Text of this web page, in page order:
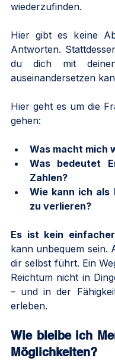
wiederzufinden.
Hier gibt es keine
Antworten.
du dich mit
auseinandersetzen
Hier geht es um die
gehen:
Was macht mich
Was bedeutet
Zahlen?
Wie kann ich als
zu verlieren?
Es ist kein
kann unbequem sein.
dir selbst führt. Ein
Reichtum nicht in
– und in der
erleben.
Wie bleibe ich
Möglichkeiten?